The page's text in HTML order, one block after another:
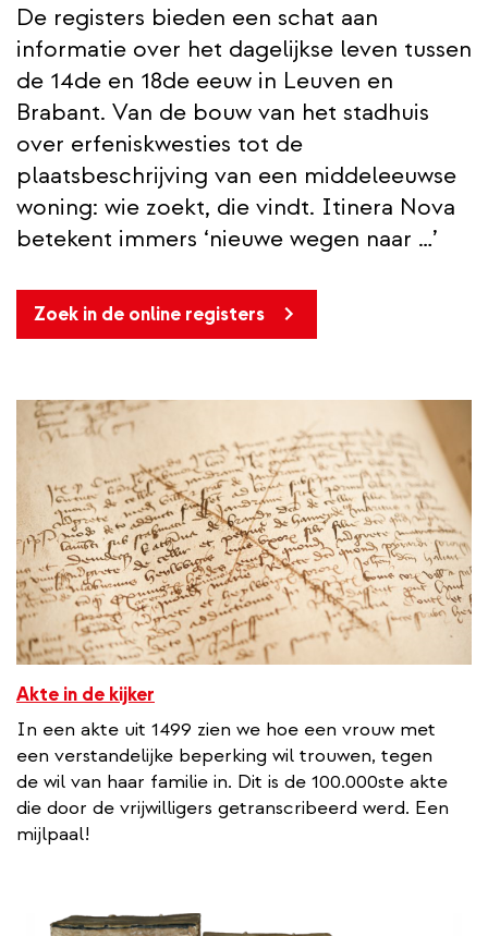
De registers bieden een schat aan
informatie over het dagelijkse leven tussen
de 14de en 18de eeuw in Leuven en
Brabant. Van de bouw van het stadhuis
over erfeniskwesties tot de
plaatsbeschrijving van een middeleeuwse
woning: wie zoekt, die vindt. Itinera Nova
betekent immers ‘nieuwe wegen naar …’
Zoek in de online registers
Akte in de kijker
In een akte uit 1499 zien we hoe een vrouw met
een verstandelijke beperking wil trouwen, tegen
de wil van haar familie in. Dit is de 100.000ste akte
die door de vrijwilligers getranscribeerd werd. Een
mijlpaal!